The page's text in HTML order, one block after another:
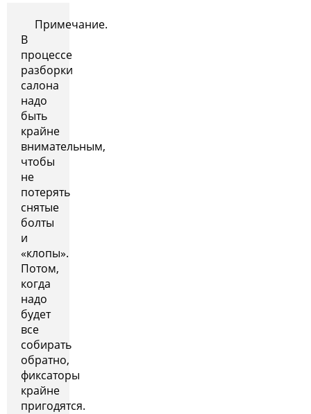
Примечание.
В
процессе
разборки
салона
надо
быть
крайне
внимательным,
чтобы
не
потерять
снятые
болты
и
«клопы».
Потом,
когда
надо
будет
все
собирать
обратно,
фиксаторы
крайне
пригодятся.